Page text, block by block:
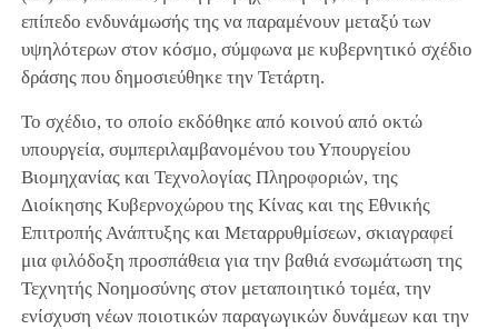
επίπεδο ενδυνάμωσής της να παραμένουν μεταξύ των
υψηλότερων στον κόσμο, σύμφωνα με κυβερνητικό σχέδιο
δράσης που δημοσιεύθηκε την Τετάρτη.
Το σχέδιο, το οποίο εκδόθηκε από κοινού από οκτώ
υπουργεία, συμπεριλαμβανομένου του Υπουργείου
Βιομηχανίας και Τεχνολογίας Πληροφοριών, της
Διοίκησης Κυβερνοχώρου της Κίνας και της Εθνικής
Επιτροπής Ανάπτυξης και Μεταρρυθμίσεων, σκιαγραφεί
μια φιλόδοξη προσπάθεια για την βαθιά ενσωμάτωση της
Τεχνητής Νοημοσύνης στον μεταποιητικό τομέα, την
ενίσχυση νέων ποιοτικών παραγωγικών δυνάμεων και την